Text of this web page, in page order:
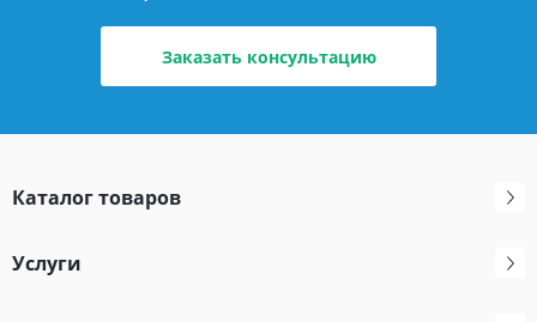
Заказать консультацию
Каталог товаров
Услуги